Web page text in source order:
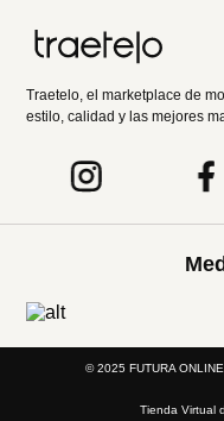
Traetelo, el marketplace de
estilo, calidad y las mejores
© 2025 FUTURA
Tienda Virtual